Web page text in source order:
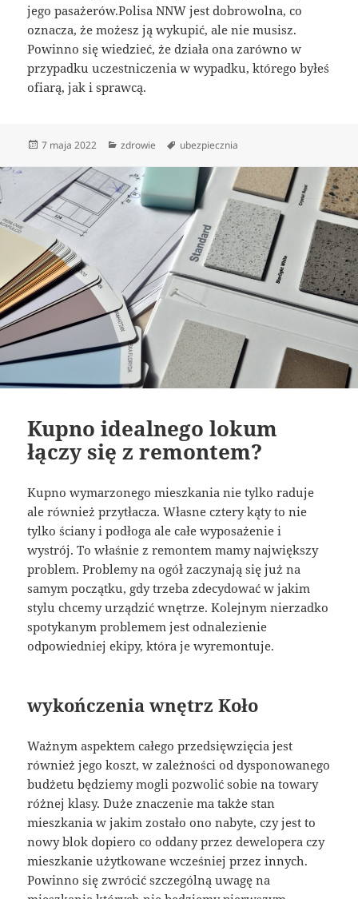
jego pasażerów.Polisa NNW jest dobrowolna, co
oznacza, że możesz ją wykupić, ale nie musisz.
Powinno się wiedzieć, że działa ona zarówno w
przypadku uczestniczenia w wypadku, którego byłeś
ofiarą, jak i sprawcą.
Data
7 maja 2022 Kategorie
zdrowie Tagi
ubezpiecznia
Kupno idealnego lokum
łączy się z remontem?
Kupno wymarzonego mieszkania nie tylko raduje
ale również przytłacza. Własne cztery kąty to nie
tylko ściany i podłoga ale całe wyposażenie i
wystrój. To właśnie z remontem mamy największy
problem. Problemy na ogół zaczynają się już na
samym początku, gdy trzeba zdecydować w jakim
stylu chcemy urządzić wnętrze. Kolejnym nierzadko
spotykanym problemem jest odnalezienie
odpowiedniej ekipy, która je wyremontuje.
wykończenia wnętrz Koło
Ważnym aspektem całego przedsięwzięcia jest
również jego koszt, w zależności od dysponowanego
budżetu będziemy mogli pozwolić sobie na towary
różnej klasy. Duże znaczenie ma także stan
mieszkania w jakim zostało ono nabyte, czy jest to
nowy blok dopiero co oddany przez dewelopera czy
mieszkanie użytkowane wcześniej przez innych.
Powinno się zwrócić szczególną uwagę na